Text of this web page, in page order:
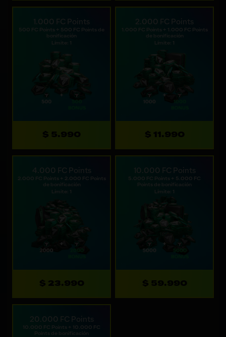
1.000 FC Points
500 FC Points + 500 FC Points de
bonificación
Límite: 1
$ 5.990
2.000 FC Points
1.000 FC Points + 1.000 FC Points
de bonificación
Límite: 1
$ 11.990
4.000 FC Points
2.000 FC Points + 2.000 FC Points
de bonificación
Límite: 1
$ 23.990
10.000 FC Points
5.000 FC Points + 5.000 FC
Points de bonificación
Límite: 1
$ 59.990
20.000 FC Points
10.000 FC Points + 10.000 FC
Points de bonificación